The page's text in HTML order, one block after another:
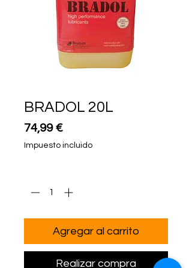
BRADOL 20L
74,99 €Precio
Impuesto incluido
Agregar al carrito
Realizar compra